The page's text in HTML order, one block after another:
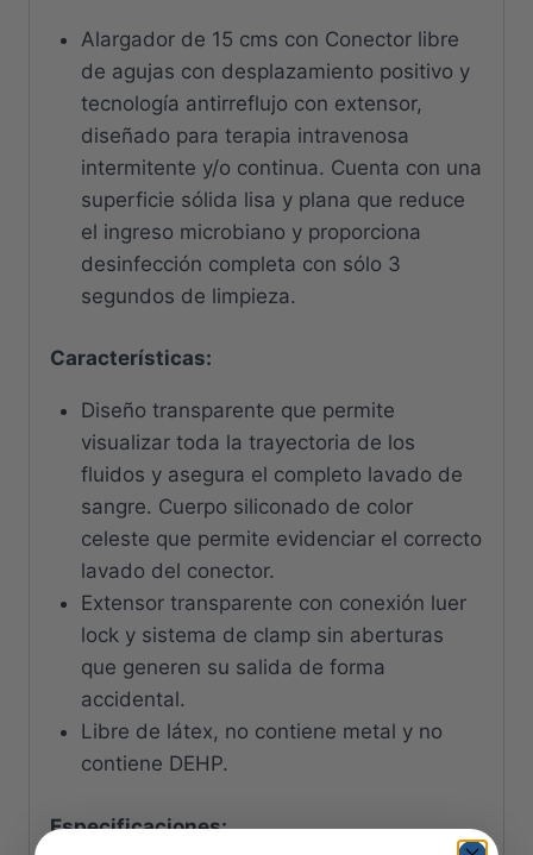
Alargador de 15 cms con Conector libre
de agujas con desplazamiento positivo y
tecnología antirreflujo con extensor,
diseñado para terapia intravenosa
intermitente y/o continua. Cuenta con una
superficie sólida lisa y plana que reduce
el ingreso microbiano y proporciona
desinfección completa con sólo 3
segundos de limpieza.
Características:
Diseño transparente que permite
visualizar toda la trayectoria de los
fluidos y asegura el completo lavado de
sangre. Cuerpo siliconado de color
celeste que permite evidenciar el correcto
lavado del conector.
Extensor transparente con conexión luer
lock y sistema de clamp sin aberturas
que generen su salida de forma
accidental.
Libre de látex, no contiene metal y no
contiene DEHP.
Especificaciones: